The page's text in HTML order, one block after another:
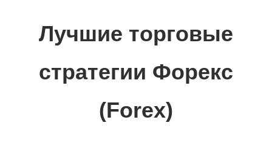
Лучшие торговые
стратегии Форекс
(Forex)